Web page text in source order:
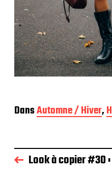
DansAutomne / Hiver,
Look à copier #30